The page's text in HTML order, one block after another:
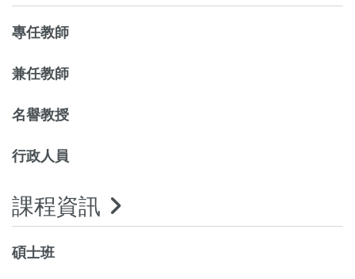
專任教師
兼任教師
名譽教授
行政人員
課程資訊
碩士班